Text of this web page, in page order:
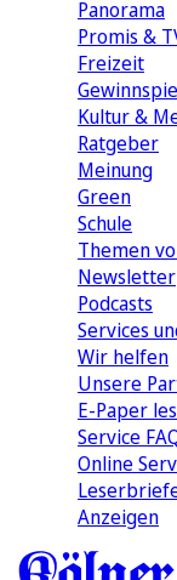
Panorama
Promis &
Freizeit
Kultur &
Ratgeber
Meinung
Green
Schule
Themen
Newsletter
Podcasts
Services
Wir helfen
Unsere
E-Paper
Service
Online
Anzeigen